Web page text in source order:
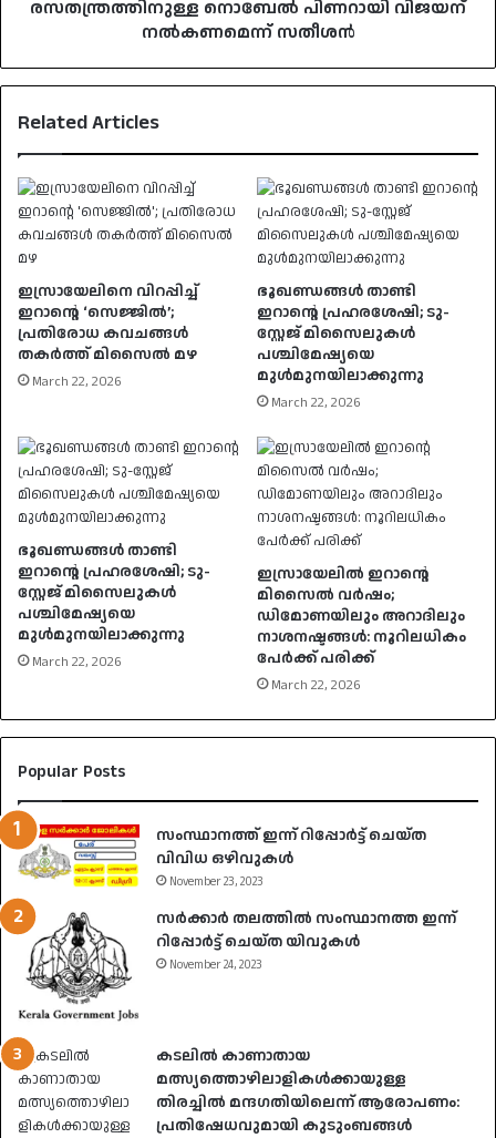
രസതന്ത്രത്തിനുള്ള നൊബേൽ പിണറായി വിജയന്
നൽകണമെന്ന് സതീശൻ
Related Articles
ഇസ്രായേലിനെ വിറപ്പിച്ച്
ഇറാന്റെ ‘സെജ്ജിൽ’;
പ്രതിരോധ കവചങ്ങൾ
തകർത്ത് മിസൈൽ മഴ
March 22, 2026
ഭൂഖണ്ഡങ്ങൾ താണ്ടി
ഇറാൻ്റെ പ്രഹരശേഷി; ടു-
സ്റ്റേജ് മിസൈലുകൾ
പശ്ചിമേഷ്യയെ
മുൾമുനയിലാക്കുന്നു
March 22, 2026
ഭൂഖണ്ഡങ്ങൾ താണ്ടി
ഇറാൻ്റെ പ്രഹരശേഷി; ടു-
സ്റ്റേജ് മിസൈലുകൾ
പശ്ചിമേഷ്യയെ
മുൾമുനയിലാക്കുന്നു
March 22, 2026
ഇസ്രായേലിൽ ഇറാൻ്റെ
മിസൈൽ വർഷം;
ഡിമോണയിലും അറാദിലും
നാശനഷ്ടങ്ങൾ: നൂറിലധികം
പേർക്ക് പരിക്ക്
March 22, 2026
Popular Posts
സംസ്ഥാനത്ത് ഇന്ന് റിപ്പോർട്ട് ചെയ്ത
വിവിധ ഒഴിവുകൾ
November 23, 2023
സർക്കാർ തലത്തിൽ സംസ്ഥാനത്ത ഇന്ന്
റിപ്പോർട്ട് ചെയ്ത യിവുകൾ
November 24, 2023
കടലിൽ കാണാതായ
മത്സ്യത്തൊഴിലാളികൾക്കായുള്ള
തിരച്ചിൽ മന്ദഗതിയിലെന്ന് ആരോപണം:
പ്രതിഷേധവുമായി കുടുംബങ്ങൾ